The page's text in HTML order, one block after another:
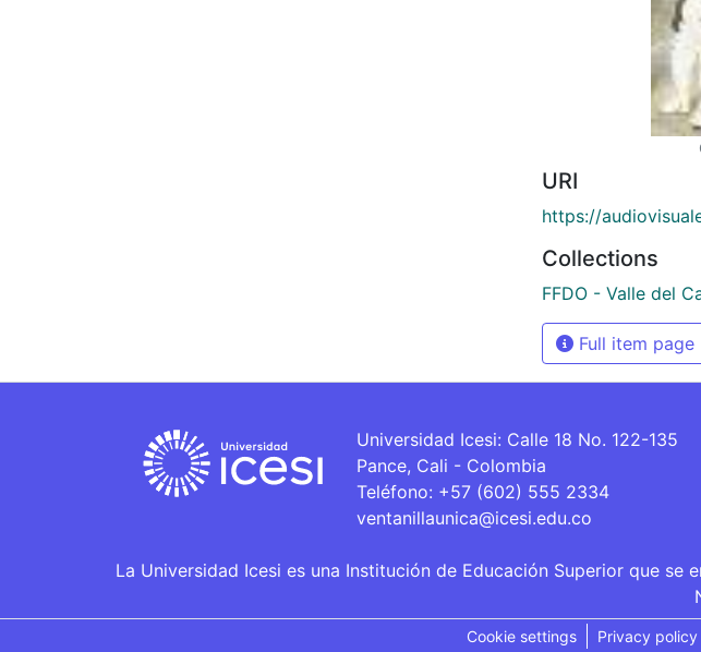
URI
https://
Collections
FFDO - Valle del
Full item page
Universidad Icesi: Calle 18 No. 122-135
Pance, Cali - Colombia
Teléfono: +57 (602) 555 2334
ventanillaunica@icesi.edu.co
La Universidad Icesi es una Institución de Educación Superior que
Cookie settings Privacy policy